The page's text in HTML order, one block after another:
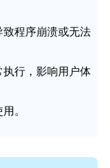
程序崩溃或无法
行，影响用户体
。